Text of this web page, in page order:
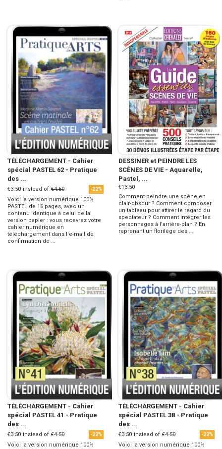
TÉLÉCHARGEMENT - Cahier
spécial PASTEL 62 - Pratique
des ...
€3.50 instead of €4.50 -22%
Voici la version numérique 100%
PASTEL de 16 pages, avec un
contenu identique à celui de la
version papier : vous recevrez votre
cahier numérique en
téléchargement dans l'e-mail de
confirmation de ...
DESSINER et PEINDRE LES
SCÈNES DE VIE - Aquarelle,
Pastel, ...
€13.50
Comment peindre une scène en
clair-obscur ? Comment composer
un tableau pour attirer le regard du
spectateur ? Comment intégrer les
personnages à l’arrière-plan ? En
reprenant un florilège des ...
TÉLÉCHARGEMENT - Cahier
spécial PASTEL 41 - Pratique
des ...
€3.50 instead of €4.50 -22%
Voici la version numérique 100%
TÉLÉCHARGEMENT - Cahier
spécial PASTEL 38 - Pratique
des ...
€3.50 instead of €4.50 -22%
Voici la version numérique 100%